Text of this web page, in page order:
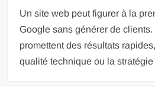
Un site web peut figurer à la
Google sans générer de
promettent des résultats
qualité technique ou la stratégie